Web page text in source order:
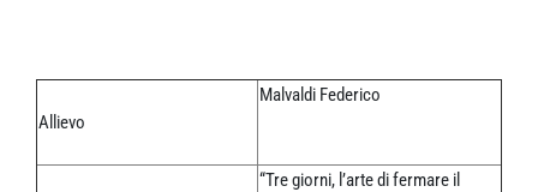
Allievo
Malvaldi Federico
“Tre giorni, l’arte di fermare il